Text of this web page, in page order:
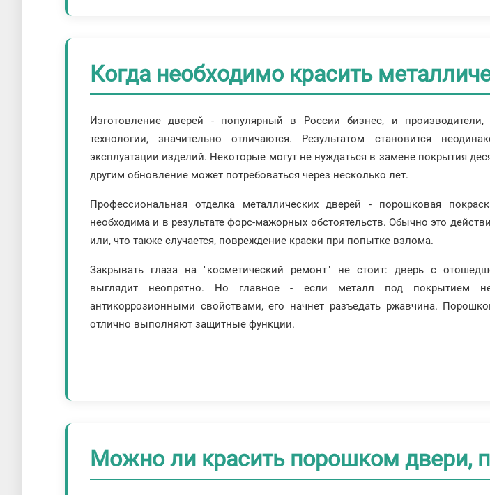
Когда необходимо красить
Изготовление дверей - популярный в России бизнес, и
технологии, значительно отличаются. Результатом становится
эксплуатации изделий. Некоторые могут не нуждаться в замене покрытия
другим обновление может потребоваться через несколько лет.
Профессиональная отделка металлических дверей - порошковая
необходима и в результате форс-мажорных обстоятельств. Обычно это
или, что также случается, повреждение краски при попытке взлома.
Закрывать глаза на "косметический ремонт" не стоит: дверь с
выглядит неопрятно. Но главное - если металл под покрытием
антикоррозионными свойствами, его начнет разъедать ржавчина.
отлично выполняют защитные функции.
Можно ли красить порошком двери,